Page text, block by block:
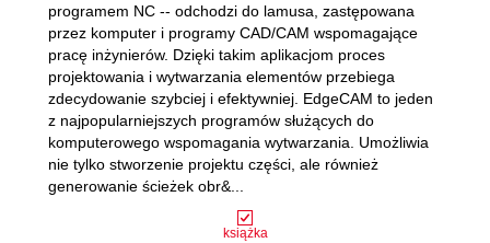
książka
programem NC -- odchodzi do lamusa, zastępowana
przez komputer i programy CAD/CAM wspomagające
pracę inżynierów. Dzięki takim aplikacjom proces
projektowania i wytwarzania elementów przebiega
zdecydowanie szybciej i efektywniej. EdgeCAM to jeden
z najpopularniejszych programów służących do
komputerowego wspomagania wytwarzania. Umożliwia
nie tylko stworzenie projektu części, ale również
generowanie ścieżek obr&...